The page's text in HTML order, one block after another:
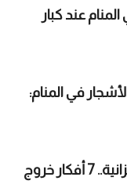
عند كبار
في المنام:
صيفك ممتع بأقل ميزانية.. 7 أفكار خروج